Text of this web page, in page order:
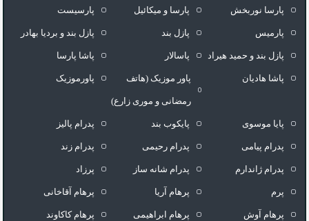
پارسا نوربخش پارسا و میکائیل پارسیست
پارمیس پازل بند پازل بند و بردیا بهادر
پازل بند و حمید هیراد پاسالار پاشا پارسا
پاشا هادیان پاور موزیک (هاتف
رمضانی و موری زارع)
پاورموزیک
پایا موسوی پایکوب بند پدرام پالیز
پدرام پیامی پدرام رحیمی پدرام زند
پدرام ژاندارم پدرام شانه ساز پرزاد
پرم پرهام آریا پرهام آقاخانی
پرهام آوش پرهام ابراهیمی پرهام کاکاوند